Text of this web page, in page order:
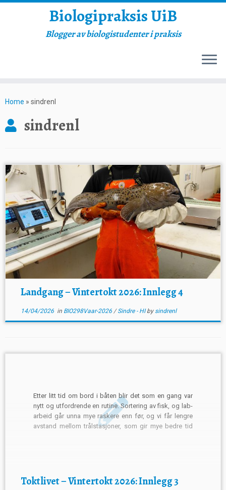
to
Biologipraksis UiB
Blogger av biologistudenter i praksis
Home » sindrenl
sindrenl
Landgang – Vintertokt 2026: Innlegg 4
14/04/2026in BIO298Vaar-2026 /Sindre - HIby sindrenl
Etter litt tid om bord i båten blir det som en gang var
nytt og utfordrende en rutine. Sortering av fisk, og lab-
arbeid går unna mye raskere enn før, og vi får lengre
avstand mellom trålstasjoner, som gir mye bedre tid
Toktlivet – Vintertokt 2026: Innlegg 3